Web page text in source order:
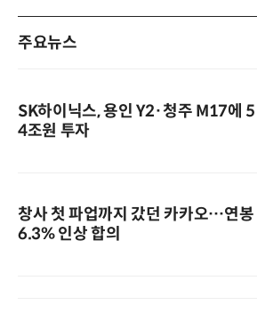
주요뉴스
SK하이닉스, 용인 Y2·청주 M17에 5
4조원 투자
창사 첫 파업까지 갔던 카카오…연봉
6.3% 인상 합의